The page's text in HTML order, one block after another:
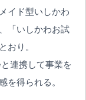
イド型いしかわ
「いしかわお試
おり。
連携して事業を
を得られる。